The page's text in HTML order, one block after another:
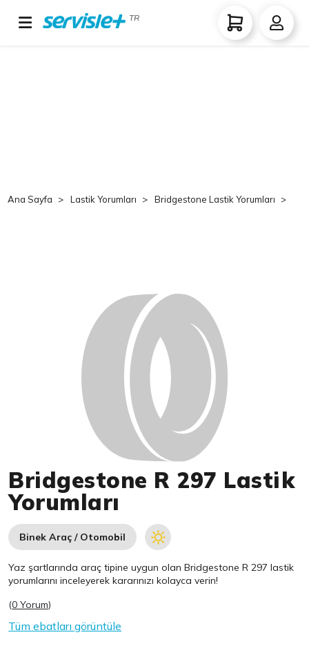
TR
Ana Sayfa Lastik Yorumları Bridgestone Lastik Yorumları
Bridgestone R 297 Lastik
Yorumları
Binek Araç / Otomobil
Yaz şartlarında araç tipine uygun olanBridgestone R 297 lastik
yorumlarını inceleyerek kararınızı kolayca verin!
(0 Yorum)
Tüm ebatları görüntüle